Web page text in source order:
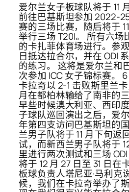
爱尔兰女子板球队将于 11
前往巴基斯坦参加 2022-
赛的三场比赛，随后将于
举行三场 T20I。 所有六场
的卡扎菲体育场进行。参
日抵达拉合尔，并在 ODI
的练习。 这将是爱尔兰和
次参加 ICC 女子锦标赛。
卡拉奇以 2-1 击败斯里兰
月在都柏林输给了南非的
早些时候澳大利亚、西印
子球队巡回演出之后，爱
年第四支访问巴基斯坦的
兰男子队将于 11 月下旬返
试，而新西兰男子队将于
里进行两次测试和三场
将于 12 月 27 日至 31 日在
板球负责人塔尼亚·马利克
候，我们在卡拉奇举办了